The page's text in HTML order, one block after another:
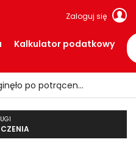
Zaloguj się
Kalkulator podatkowy
Horror w Dordrecht! Dziecko zginęło po potrąceniu przez busa